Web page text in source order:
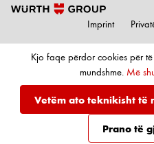
Imprint
Kjo faqe përdor cookies për
mundshme. Më
Vetëm ato teknikisht të
Prano të